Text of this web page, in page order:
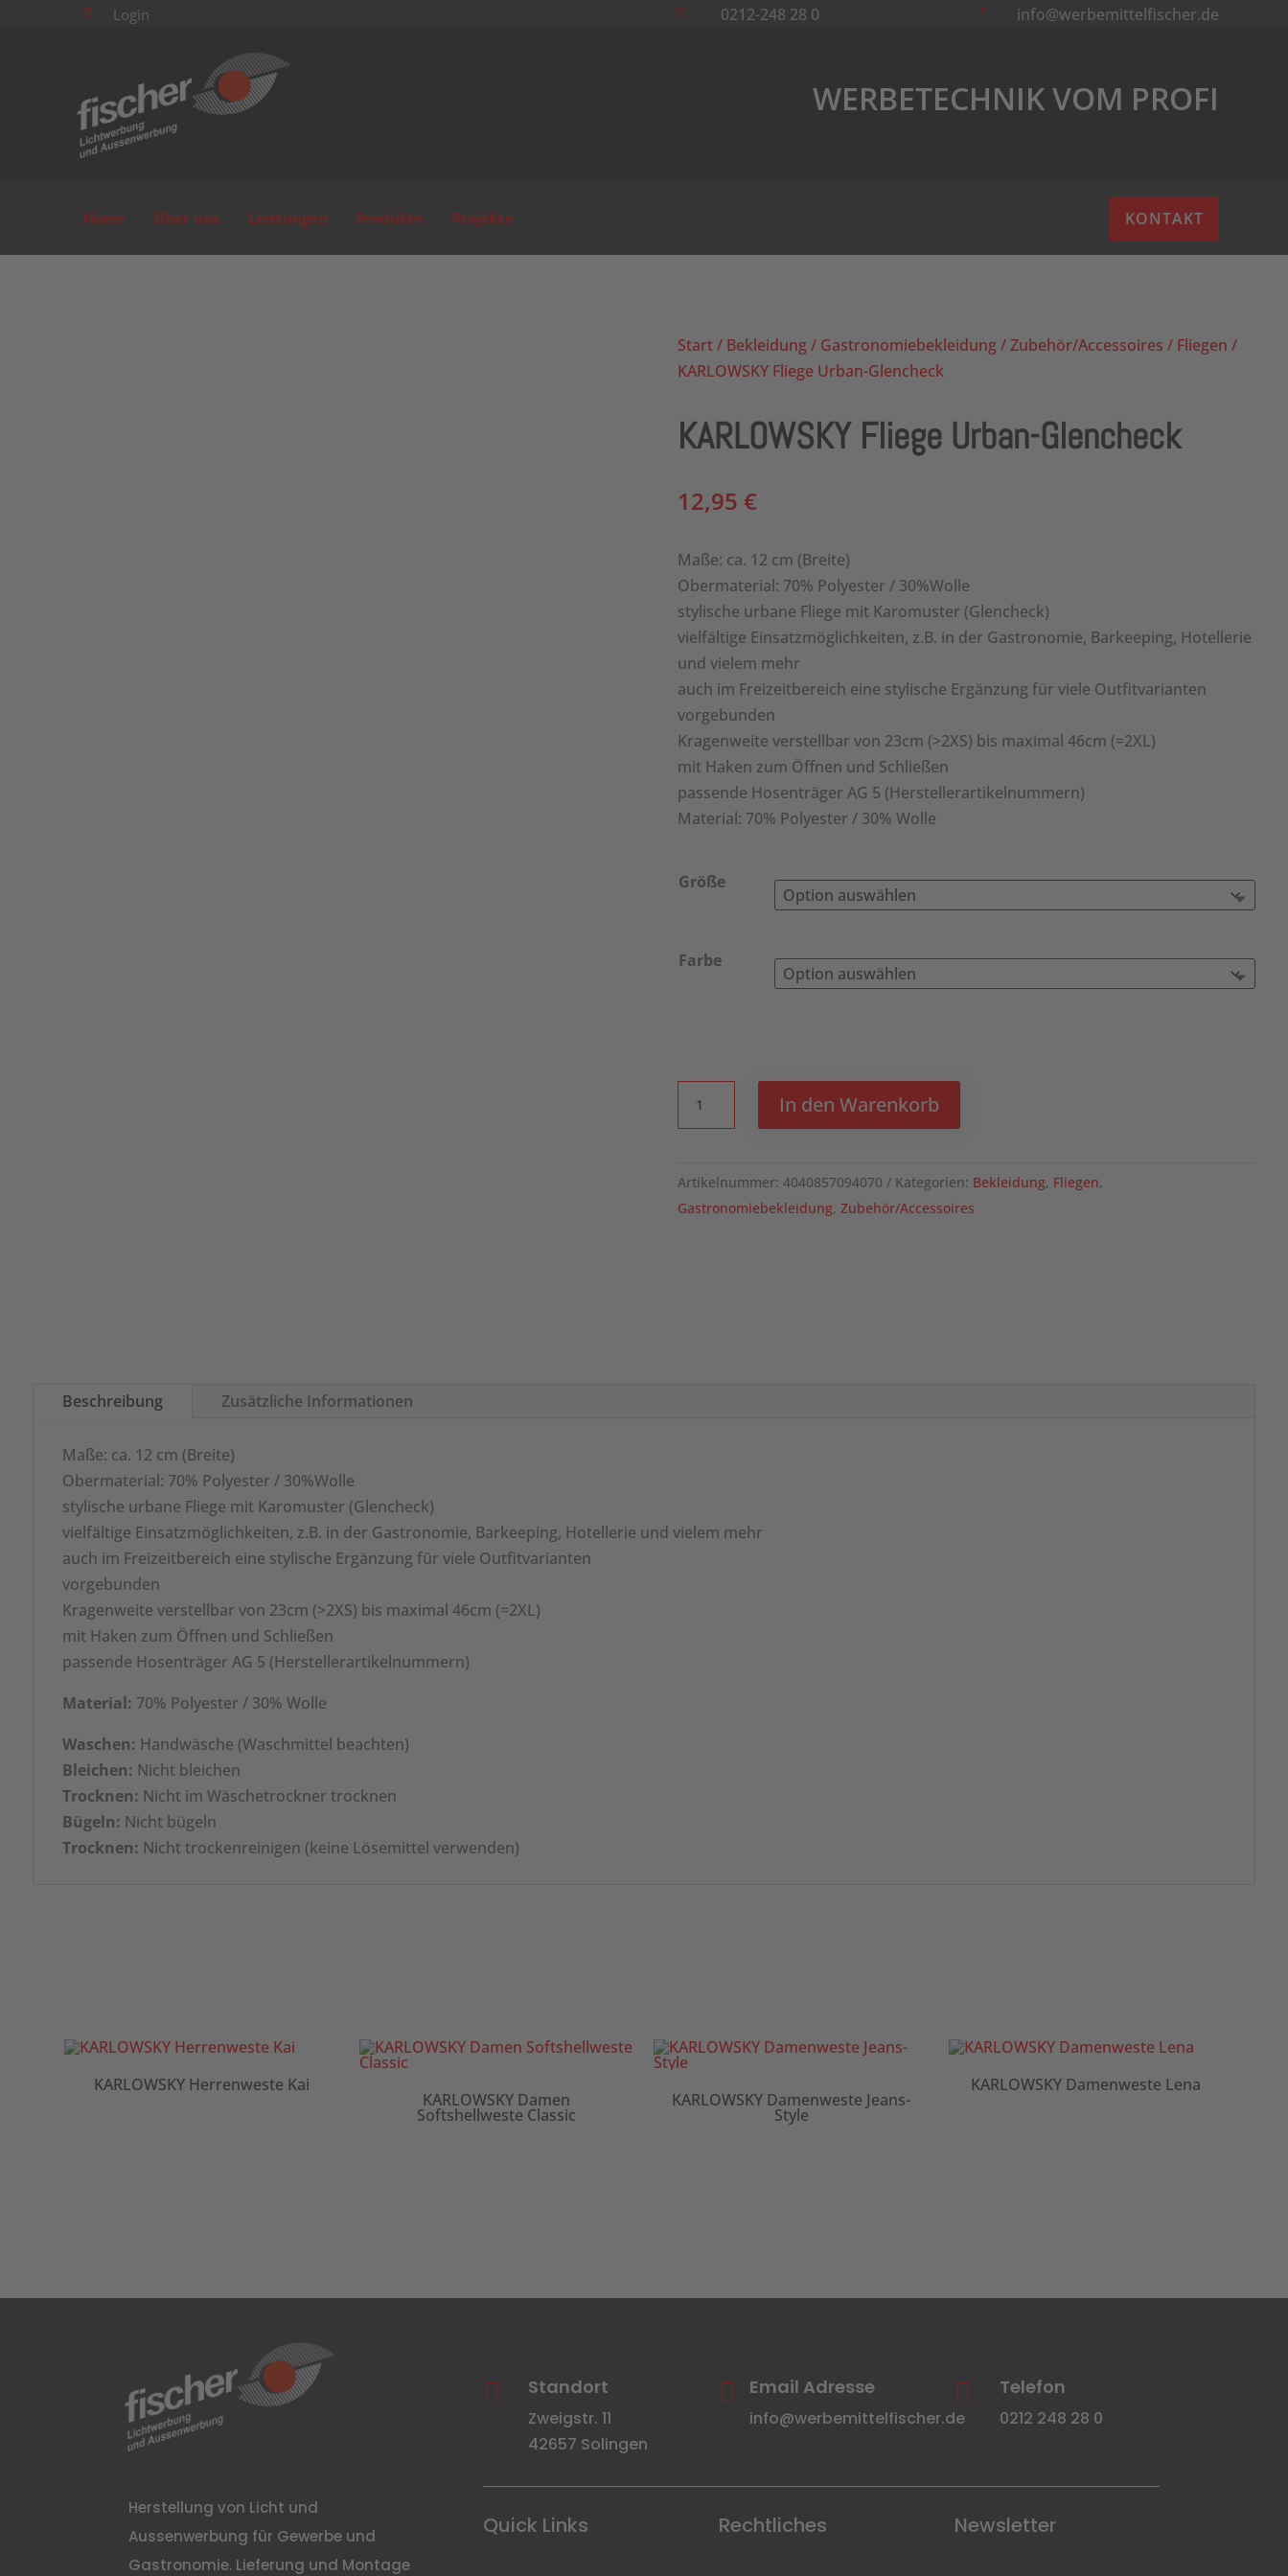
 Login  0212-248 28 0  info@werbemittelfischer.de
WERBETECHNIK VOM PROFI
Home Über uns Leistungen Produkte Projekte KONTAKT
Start/ Bekleidung/ Gastronomiebekleidung/Zubehör/Accessoires / Fliegen /
KARLOWSKY Fliege Urban-Glencheck
KARLOWSKY Fliege Urban-Glencheck
12,95€
Maße: ca. 12 cm (Breite)
Obermaterial: 70% Polyester / 30%Wolle
stylische urbane Fliege mit Karomuster (Glencheck)
vielfältige Einsatzmöglichkeiten, z.B. in der Gastronomie, Barkeeping, Hotellerie
und vielem mehr
auch im Freizeitbereich eine stylische Ergänzung für viele Outfitvarianten
vorgebunden
Kragenweite verstellbar von 23cm (>2XS) bis maximal 46cm (=2XL)
mit Haken zum Öffnen und Schließen
passende Hosenträger AG 5 (Herstellerartikelnummern)
Material: 70% Polyester / 30% Wolle
Größe
Farbe
In den Warenkorb
Artikelnummer:4040857094070 Kategorien: Bekleidung, Fliegen,
Gastronomiebekleidung,Zubehör/Accessoires
Beschreibung Zusätzliche Informationen
Maße: ca. 12 cm (Breite)
Obermaterial: 70% Polyester / 30%Wolle
stylische urbane Fliege mit Karomuster (Glencheck)
vielfältige Einsatzmöglichkeiten, z.B. in der Gastronomie, Barkeeping, Hotellerie und vielem mehr
auch im Freizeitbereich eine stylische Ergänzung für viele Outfitvarianten
vorgebunden
Kragenweite verstellbar von 23cm (>2XS) bis maximal 46cm (=2XL)
mit Haken zum Öffnen und Schließen
passende Hosenträger AG 5 (Herstellerartikelnummern)
Material: 70% Polyester / 30% Wolle
Waschen: Handwäsche (Waschmittel beachten)
Bleichen: Nicht bleichen
Trocknen: Nicht im Wäschetrockner trocknen
Bügeln: Nicht bügeln
Trocknen: Nicht trockenreinigen (keine Lösemittel verwenden)
KARLOWSKY Herrenweste Kai
KARLOWSKY Damen
Softshellweste Classic
KARLOWSKY Damenweste Jeans-
Style
KARLOWSKY Damenweste Lena
Herstellung von Licht und
Aussenwerbung für Gewerbe und
Gastronomie. Lieferung und Montage
 Standort
Zweigstr. 11
42657 Solingen
 Email Adresse
info@werbemittelfischer.de
 Telefon
0212 248 28 0
Quick Links Rechtliches Newsletter